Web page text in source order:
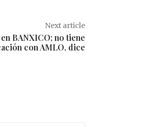
Next article
BANXICO; no tiene
con AMLO, dice